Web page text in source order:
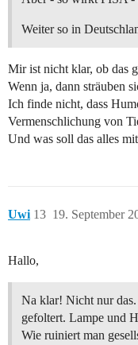
Weiter so in
Mir ist nicht klar, ob das
Wenn ja, dann sträuben
Ich finde nicht, dass
Vermenschlichung von
Und was soll das alles
Uwi 19. September
13
Hallo,
Na klar! Nicht nur
gefoltert. Lampe und
Wie ruiniert man